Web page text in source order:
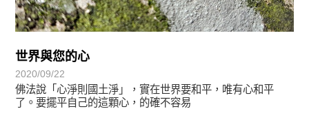
世界與您的心
2020/09/22
佛法說「心淨則國土淨」，實在世界要和平，唯有心和平
了。要擺平自己的這顆心，的確不容易